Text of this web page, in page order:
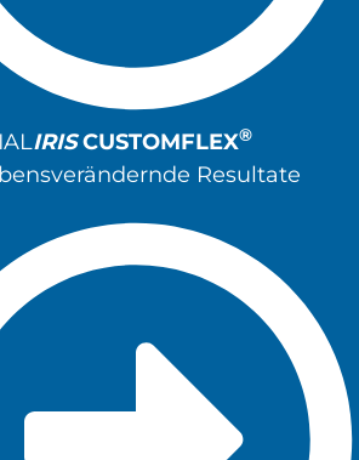
IRIS CUSTOMFLEX®
Resultate